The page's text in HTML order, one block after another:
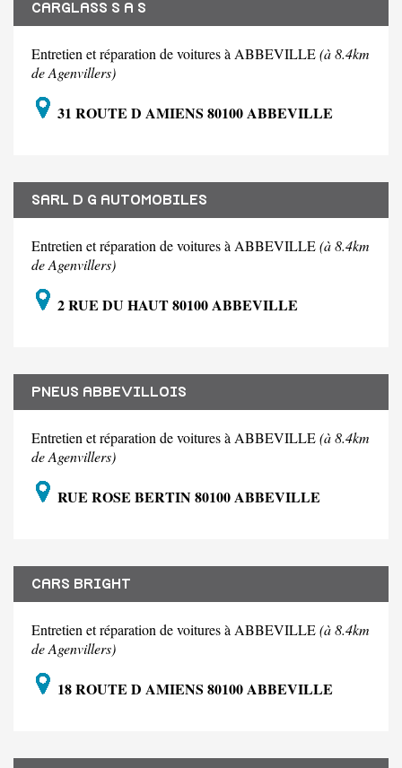
CARGLASS S A S
Entretien et réparation de voitures à ABBEVILLE(à 8.4km
de Agenvillers)
31 ROUTE D AMIENS 80100 ABBEVILLE
SARL D G AUTOMOBILES
Entretien et réparation de voitures à ABBEVILLE(à 8.4km
de Agenvillers)
2 RUE DU HAUT 80100 ABBEVILLE
PNEUS ABBEVILLOIS
Entretien et réparation de voitures à ABBEVILLE(à 8.4km
de Agenvillers)
RUE ROSE BERTIN 80100 ABBEVILLE
CARS BRIGHT
Entretien et réparation de voitures à ABBEVILLE(à 8.4km
de Agenvillers)
18 ROUTE D AMIENS 80100 ABBEVILLE